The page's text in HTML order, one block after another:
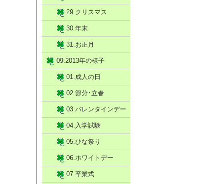
29.クリスマス
30.年末
31.お正月
09.2013年の様子
01.成人の日
02.節分･立春
03.バレンタインデー
04.入学試験
05.ひな祭り
06.ホワイトデー
07.卒業式